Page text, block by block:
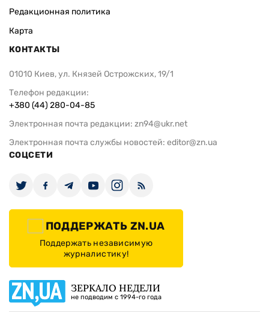
Редакционная политика
Карта
КОНТАКТЫ
01010 Киев, ул. Князей Острожских, 19/1
Телефон редакции:
+380 (44) 280-04-85
Электронная почта редакции: zn94@ukr.net
Электронная почта службы новостей: editor@zn.ua
СОЦСЕТИ
ПОДДЕРЖАТЬ ZN.UA
Поддержать независимую
журналистику!
ЗЕРКАЛО НЕДЕЛИ
не подводим с 1994-го года